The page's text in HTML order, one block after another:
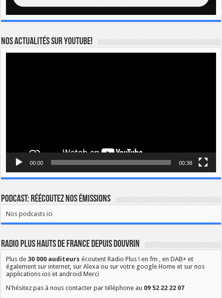
Nos actualités sur YOUTUBE!
00:00 00:38
Podcast: Réécoutez nos émissions
Nos podcasts ici
Radio Plus Hauts de France depuis Douvrin
Plus de30 000 auditeurs écoutent Radio Plus ! en fm , en DAB+ et
également sur internet, sur Alexa ou sur votre google Home et sur nos
applications ios et android Merci
N'hésitez pas à nous contacter par téléphone au 09 52 22 22 07